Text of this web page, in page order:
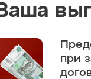
Ваша
при